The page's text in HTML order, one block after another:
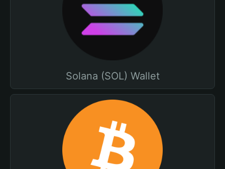
Solana (SOL) Wallet